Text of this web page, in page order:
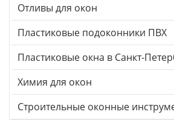
Отливы для окон
Пластиковые подоконники ПВХ
Пластиковые окна в Санкт-
Химия для окон
Строительные оконные